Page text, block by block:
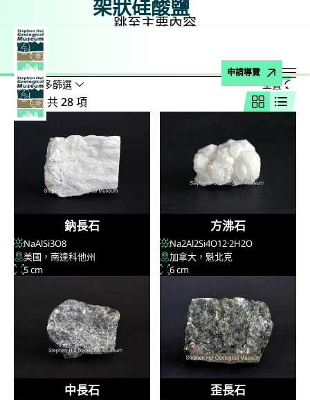
跳至主要內容
申請導覽
打
架狀硅酸鹽
架狀硅酸鹽
搜尋名稱、公式、地點
搜尋
顯示較多篩選
重置
結果：共 28 項
網格視圖
列表
鈉長石
NaAlSi3O8
美國，南達科他州
5 cm
方沸石
Na2Al2Si4O12·2H2O
加拿大，魁北克
6 cm
中長石 歪長石